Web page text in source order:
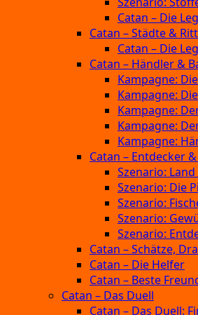
Catan – Die
Catan – Städte &
Catan – Die
Catan – Händler &
Kampagne:
Kampagne:
Kampagne:
Kampagne:
Kampagne:
Catan – Entdecker
Szenario:
Szenario: Die
Szenario:
Szenario:
Szenario:
Catan – Schätze,
Catan – Die Helfer
Catan – Beste
Catan – Das Duell
Catan – Das Duell: